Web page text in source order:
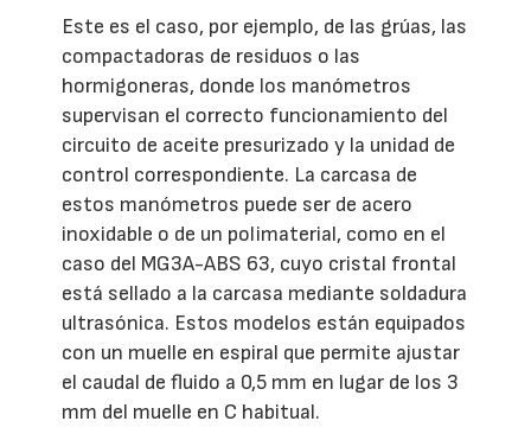
Este es el caso, por ejemplo, de las grúas, las
compactadoras de residuos o las
hormigoneras, donde los manómetros
supervisan el correcto funcionamiento del
circuito de aceite presurizado y la unidad de
control correspondiente. La carcasa de
estos manómetros puede ser de acero
inoxidable o de un polimaterial, como en el
caso del MG3A-ABS 63, cuyo cristal frontal
está sellado a la carcasa mediante soldadura
ultrasónica. Estos modelos están equipados
con un muelle en espiral que permite ajustar
el caudal de fluido a 0,5 mm en lugar de los 3
mm del muelle en C habitual.